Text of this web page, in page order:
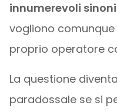
innumerevoli
vogliono
proprio operatore
La questione
paradossale se si